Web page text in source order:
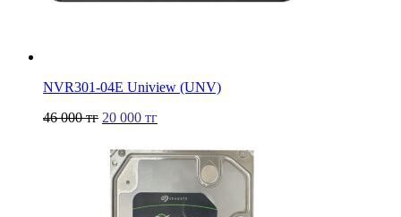
NVR301-04Е Uniview (UNV)
46 000тг 20 000 тг